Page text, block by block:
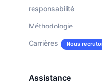
responsabilité
Méthodologie
Carrières Nous
Assistance